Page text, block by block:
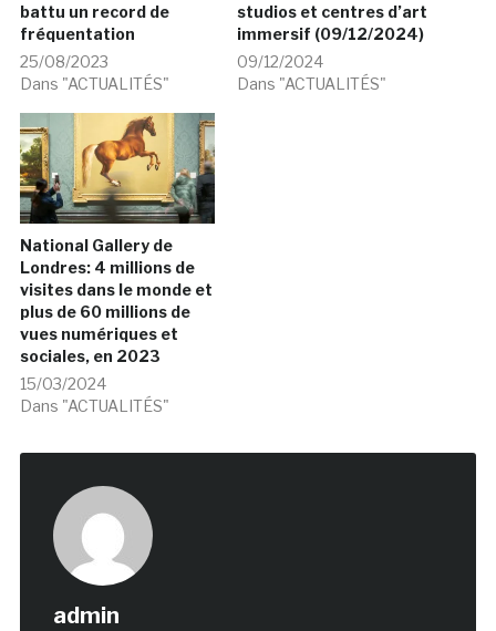
battu un record de
fréquentation
25/08/2023
Dans "ACTUALITÉS"
studios et centres d’art
immersif (09/12/2024)
09/12/2024
Dans "ACTUALITÉS"
National Gallery de
Londres: 4 millions de
visites dans le monde et
plus de 60 millions de
vues numériques et
sociales, en 2023
15/03/2024
Dans "ACTUALITÉS"
admin